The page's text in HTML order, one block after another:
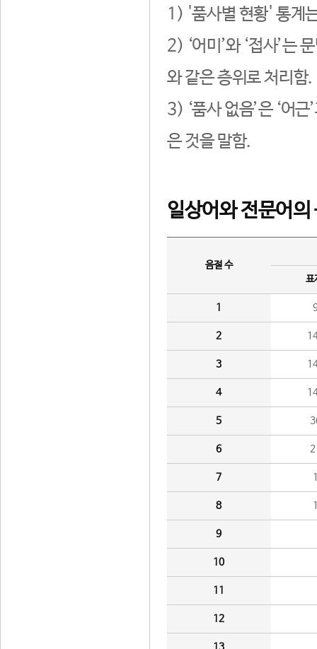
1) '품사별 현황' 통계
2) ‘어미’와 ‘접사’는
와 같은 층위로 처리함.
3) ‘품사 없음’은 ‘어
은 것을 말함.
일상어와 전문어의
음절 수
표
1
2
3
4
5
6
7
8
9
10
11
12
13